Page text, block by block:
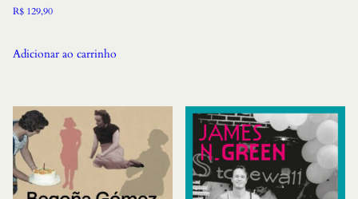
R$ 129,90
Adicionar ao carrinho